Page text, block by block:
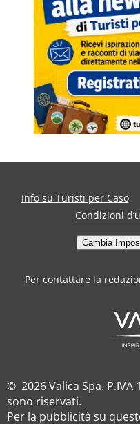
Info su Turisti per Caso
Condizioni
Cambia
Per contattare la
© 2026 Valica Spa.
sono riservati.
Per la pubblicità su